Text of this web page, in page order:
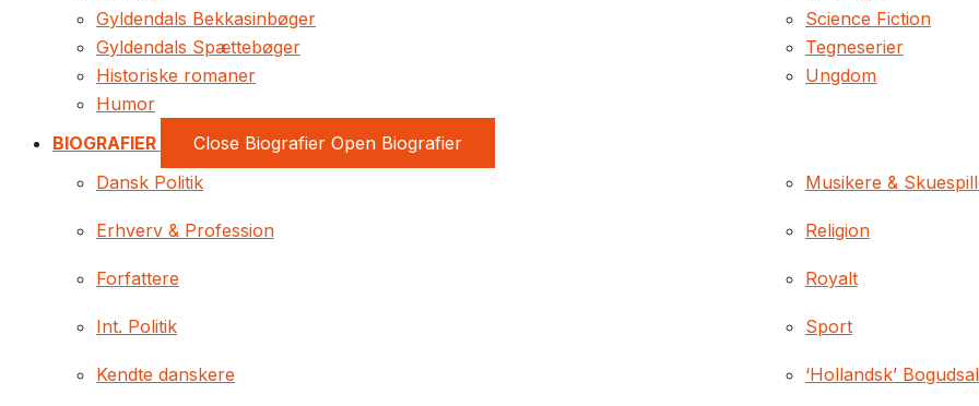
Gyldendals Bekkasinbøger
Gyldendals Spættebøger
Historiske romaner
Humor
Science Fiction
Tegneserier
Ungdom
BIOGRAFIER Close Biografier Open Biografier
Dansk Politik
Erhverv & Profession
Forfattere
Int. Politik
Kendte danskere
Musikere &
Religion
Royalt
Sport
‘Hollandsk’